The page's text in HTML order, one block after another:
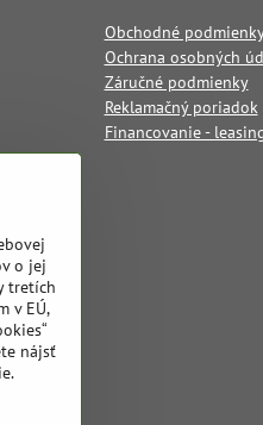
Obchodné
Ochrana osobných
Záručné podmienky
Reklamačný poriadok
Financovanie -
o jej
tretích
v EÚ,
nájsť